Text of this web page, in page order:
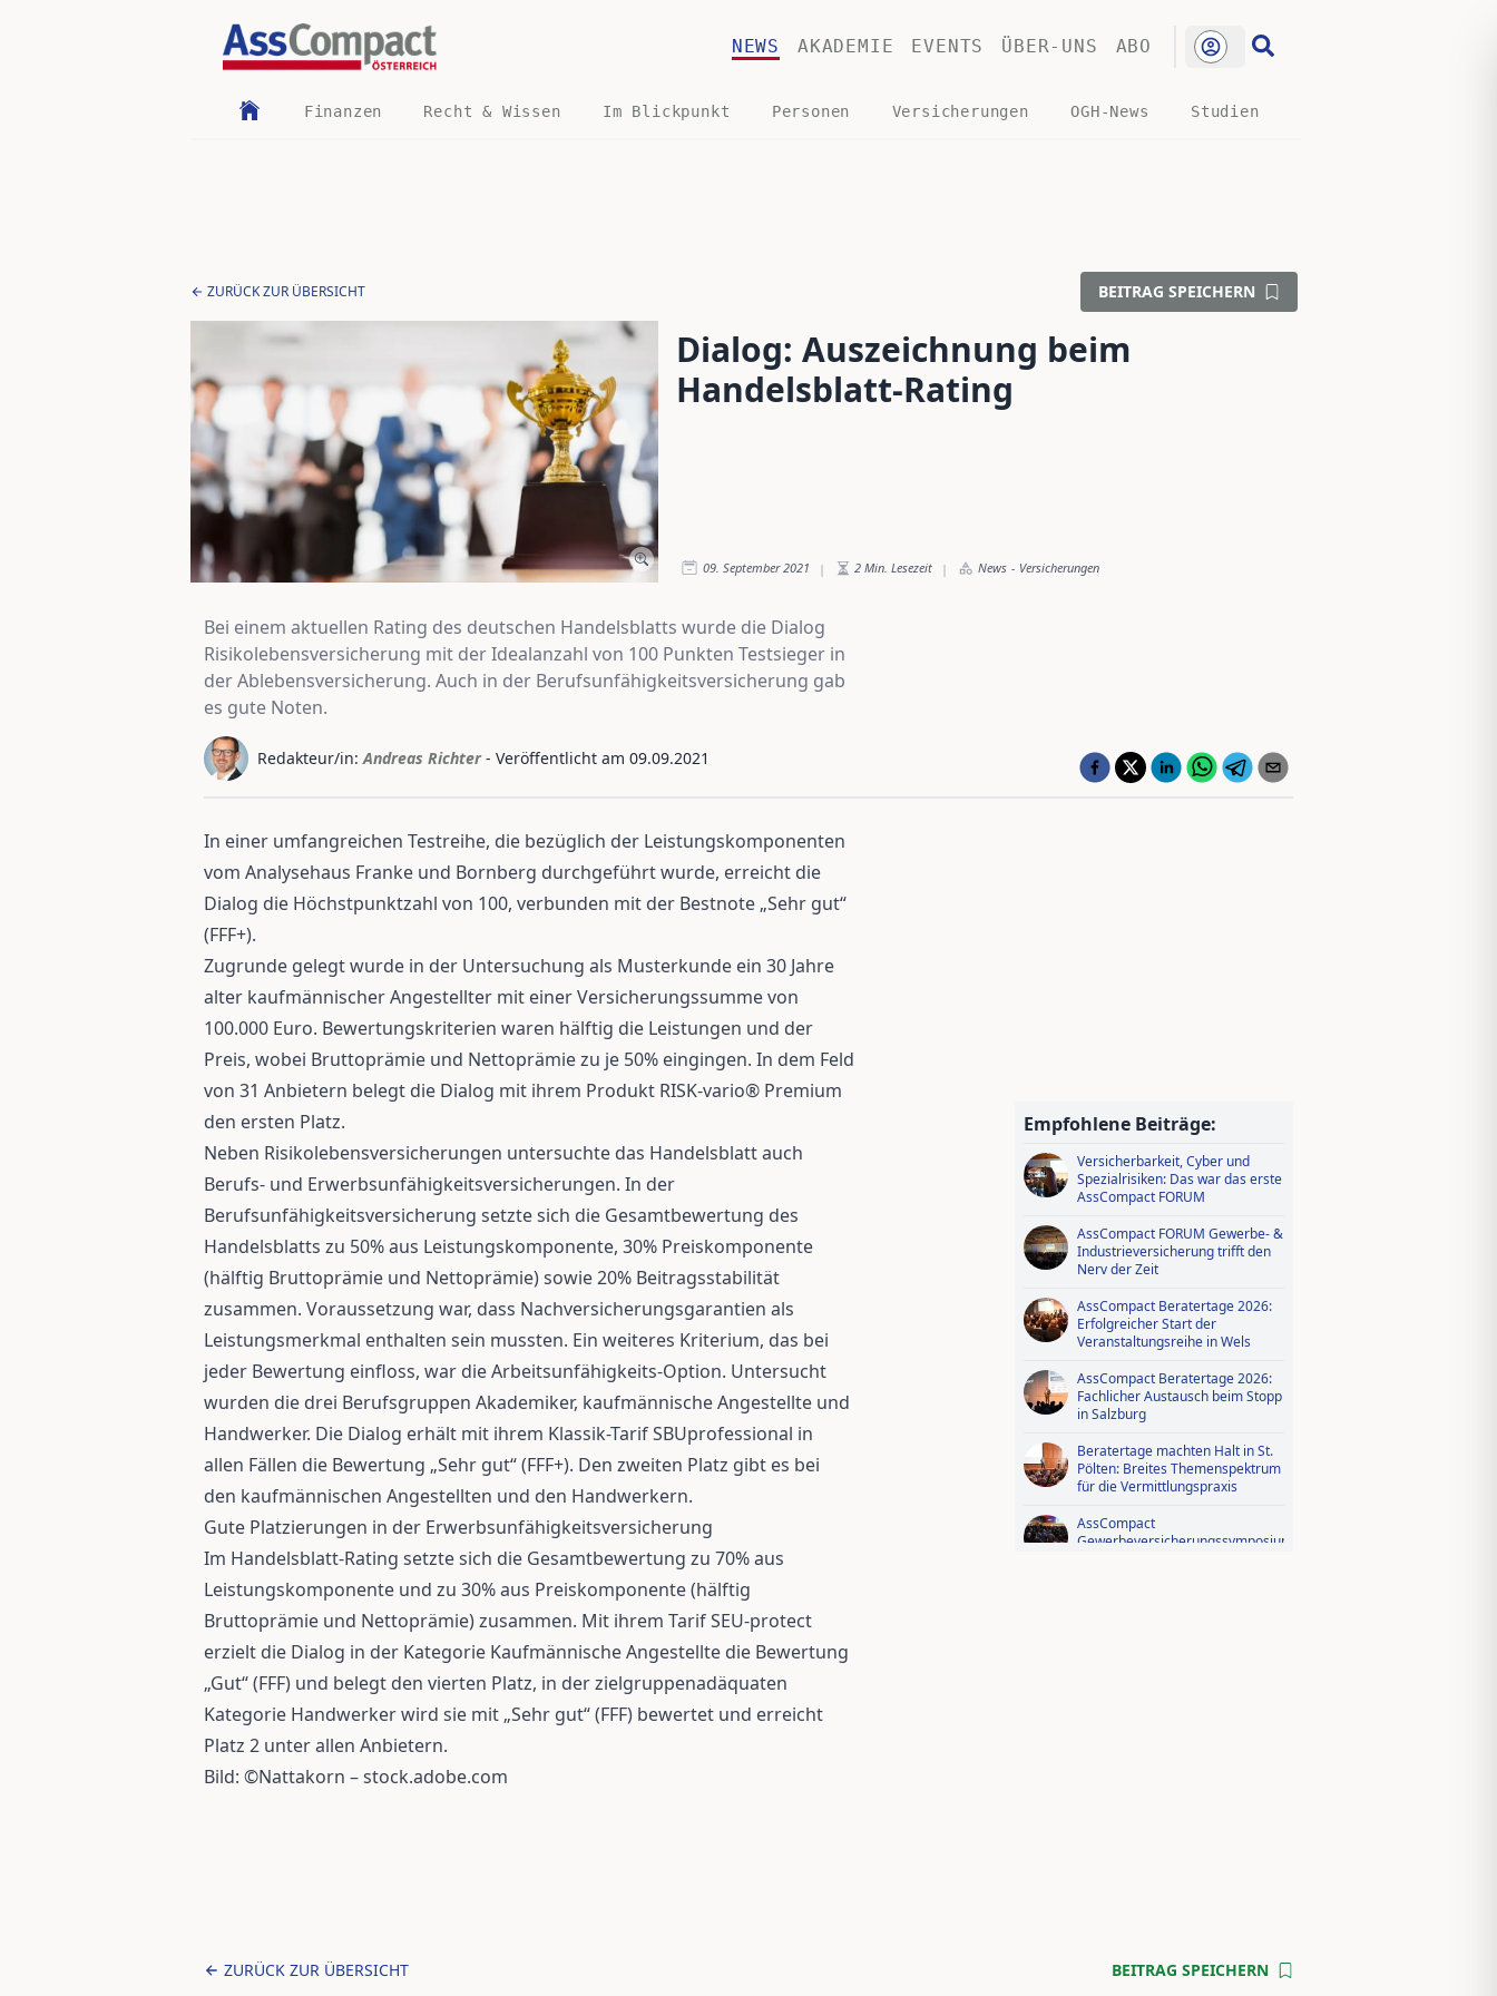
NEWS AKADEMIE EVENTS ÜBER-UNS ABO
Finanzen Recht & Wissen Im Blickpunkt Personen Versicherungen OGH-News Studien
ZURÜCK ZUR ÜBERSICHT BEITRAG SPEICHERN
Dialog: Auszeichnung beim
Handelsblatt-Rating
09. September 2021 | 2 Min. Lesezeit | News - Versicherungen
Bei einem aktuellen Rating des deutschen Handelsblatts wurde die Dialog
Risikolebensversicherung mit der Idealanzahl von 100 Punkten Testsieger in
der Ablebensversicherung. Auch in der Berufsunfähigkeitsversicherung gab
es gute Noten.
Redakteur/in: Andreas Richter - Veröffentlicht am 09.09.2021
In einer umfangreichen Testreihe, die bezüglich der Leistungskomponenten
vom Analysehaus Franke und Bornberg durchgeführt wurde, erreicht die
Dialog die Höchstpunktzahl von 100, verbunden mit der Bestnote „Sehr gut“
(FFF+).
Zugrunde gelegt wurde in der Untersuchung als Musterkunde ein 30 Jahre
alter kaufmännischer Angestellter mit einer Versicherungssumme von
100.000 Euro. Bewertungskriterien waren hälftig die Leistungen und der
Preis, wobei Bruttoprämie und Nettoprämie zu je 50% eingingen. In dem Feld
von 31 Anbietern belegt die Dialog mit ihrem Produkt RISK-vario® Premium
den ersten Platz.
Neben Risikolebensversicherungen untersuchte das Handelsblatt auch
Berufs- und Erwerbsunfähigkeitsversicherungen. In der
Berufsunfähigkeitsversicherung setzte sich die Gesamtbewertung des
Handelsblatts zu 50% aus Leistungskomponente, 30% Preiskomponente
(hälftig Bruttoprämie und Nettoprämie) sowie 20% Beitragsstabilität
zusammen. Voraussetzung war, dass Nachversicherungsgarantien als
Leistungsmerkmal enthalten sein mussten. Ein weiteres Kriterium, das bei
jeder Bewertung einfloss, war die Arbeitsunfähigkeits-Option. Untersucht
wurden die drei Berufsgruppen Akademiker, kaufmännische Angestellte und
Handwerker. Die Dialog erhält mit ihrem Klassik-Tarif SBUprofessional in
allen Fällen die Bewertung „Sehr gut“ (FFF+). Den zweiten Platz gibt es bei
den kaufmännischen Angestellten und den Handwerkern.
Gute Platzierungen in der Erwerbsunfähigkeitsversicherung
Im Handelsblatt-Rating setzte sich die Gesamtbewertung zu 70% aus
Leistungskomponente und zu 30% aus Preiskomponente (hälftig
Bruttoprämie und Nettoprämie) zusammen. Mit ihrem Tarif SEU-protect
erzielt die Dialog in der Kategorie Kaufmännische Angestellte die Bewertung
„Gut“ (FFF) und belegt den vierten Platz, in der zielgruppenadäquaten
Kategorie Handwerker wird sie mit „Sehr gut“ (FFF) bewertet und erreicht
Platz 2 unter allen Anbietern.
Bild: ©Nattakorn – stock.adobe.com
Empfohlene Beiträge:
AssCompact Live TV
Versicherbarkeit, Cyber und
Spezialrisiken: Das war das erste
AssCompact FORUM
AssCompact FORUM Gewerbe- &
Industrieversicherung trifft den
Nerv der Zeit
AssCompact Beratertage 2026:
Erfolgreicher Start der
Veranstaltungsreihe in Wels
AssCompact Beratertage 2026:
Fachlicher Austausch beim Stopp
in Salzburg
Beratertage machten Halt in St.
Pölten: Breites Themenspektrum
für die Vermittlungspraxis
AssCompact
Gewerbeversicherungssymposium
ZURÜCK ZUR ÜBERSICHT BEITRAG SPEICHERN